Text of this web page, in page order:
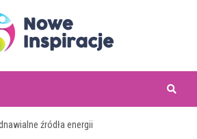
źródła energii